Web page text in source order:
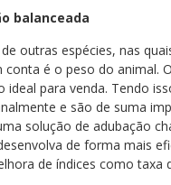
balanceada
outras espécies, nas
conta é o peso do animal.
ideal para venda. Tendo
e são de suma
solução de adubação
de forma mais
de índices como taxa